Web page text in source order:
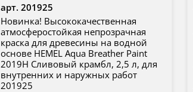
арт. 201925
Новинка! Высококачественная
атмосферостойкая непрозрачная
краска для древесины на водной
основе HEMEL Aqua Breather Paint
2019H Сливовый крамбл, 2,5 л, для
внутренних и наружных работ
201925